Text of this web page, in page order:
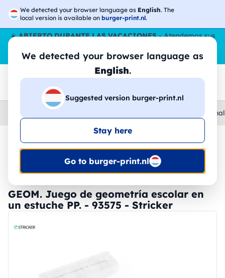
We detected your browser language as English. The
local version is available on burger-print.nl.
We detected your browser language as
English.
Suggested version burger-print.nl
Stay here
Go to burger-print.nl
☀️ABIERTO DURANTE LAS VACACIONES- Atendemos sus
pedidos durante todo el verano, incluso en agosto.
Sin parar
😎🌴
Home gomas-de-borrar-y-sacapuntas-
🔥 -30% de impresión DTF
GEOM. Juego de geometría escolar en
un estuche PP. - 93575 - Stricker